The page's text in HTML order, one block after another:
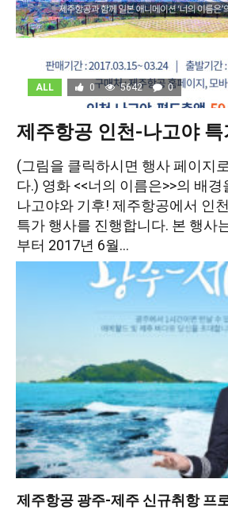
ALL 0 5642 0
제주항공 인천-나고야 특
(그림을 클릭하시면 행사 페이지
다.) 영화 <<너의 이름은>>의 배
나고야와 기후! 제주항공에서 인
특가 행사를 진행합니다. 본 행사
부터 2017년 6월...
제주항공 광주-제주 신규취항 프